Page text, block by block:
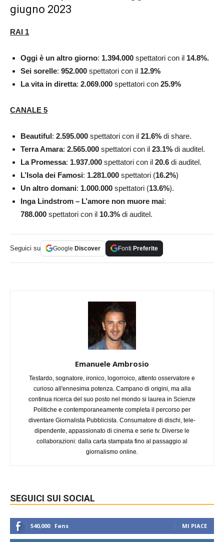
giugno 2023
RAI 1
Oggi è un altro giorno: 1.394.000 spettatori con il 14.8%.
Sei sorelle: 952.000 spettatori con il 12.9%
La vita in diretta: 2.069.000 spettatori con 25.9%
CANALE 5
Beautiful: 2.595.000 spettatori con il 21.6% di share.
Terra Amara: 2.565.000 spettatori con il 23.1% di auditel.
La Promessa: 1.937.000 spettatori con il 20.6 di auditel.
L’Isola dei Famosi: 1.281.000 spettatori (16.2%)
Un altro domani: 1.000.000 spettatori (13.6%).
Inga Lindstrom – L’amore non muore mai:
788.000 spettatori con il 10.3% di auditel.
Seguici su Google Discover Fonti Preferite
Emanuele Ambrosio
Testardo, sognatore, ironico, logorroico, attento osservatore e
curioso all'ennesima potenza. Campano di origini, ma alla
continua ricerca del suo posto nel mondo si laurea in Scienze
Politiche e contemporaneamente completa il percorso per
diventare Giornalista Pubblicista. Consumatore di dischi, tele-
dipendente, appassionato di cinema e serie tv. Diverse le
collaborazioni: dalla carta stampata fino al passaggio al
giornalismo online.
SEGUICI SUI SOCIAL
540,000 Fans MI PIACE